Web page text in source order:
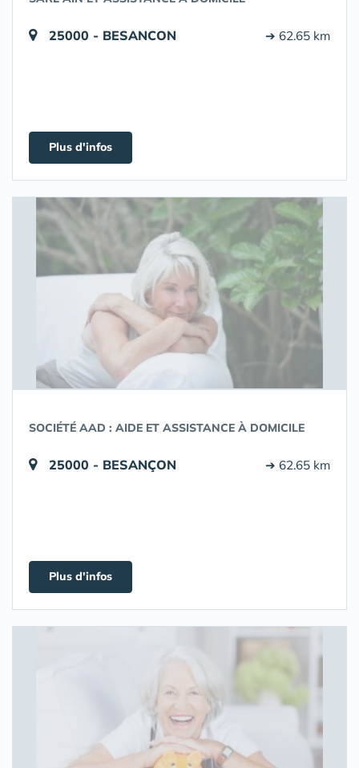
25000 - BESANCON ➔ 62.65 km
Plus d'infos
SOCIÉTÉ AAD : AIDE ET ASSISTANCE À DOMICILE
25000 - BESANÇON ➔ 62.65 km
Plus d'infos